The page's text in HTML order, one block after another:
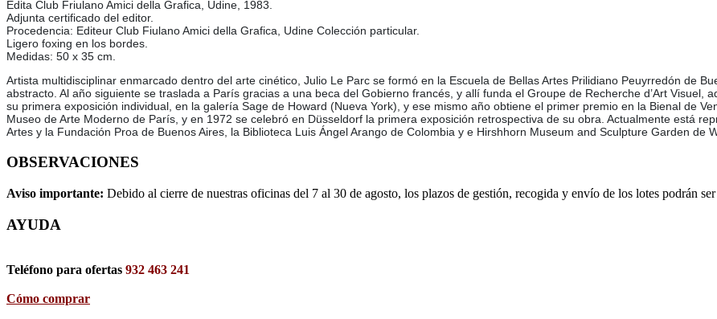
Edita Club Friulano Amici della Grafica, Udine, 1983.
Adjunta certificado del editor.
Procedencia: Editeur Club Fiulano Amici della Grafica, Udine Colección particular.
Ligero foxing en los bordes.
Medidas: 50 x 35 cm.
Artista multidisciplinar enmarcado dentro del arte cinético, Julio Le Parc se formó en la Escuela de Bellas Artes Prilidiano Peuyrredón de
abstracto. Al año siguiente se traslada a París gracias a una beca del Gobierno francés, y allí funda el Groupe de Recherche d’Art Visuel,
su primera exposición individual, en la galería Sage de Howard (Nueva York), y ese mismo año obtiene el primer premio en la Bienal de
Museo de Arte Moderno de París, y en 1972 se celebró en Düsseldorf la primera exposición retrospectiva de su obra. Actualmente está
Artes y la Fundación Proa de Buenos Aires, la Biblioteca Luis Ángel Arango de Colombia y e Hirshhorn Museum and Sculpture Garden de
OBSERVACIONES
Aviso importante: Debido al cierre de nuestras oficinas del 7 al 30 de agosto, los plazos de gestión, recogida y envío de los lotes podrán
AYUDA
Teléfono para ofertas 932 463 241
Cómo comprar